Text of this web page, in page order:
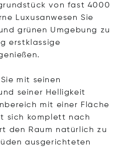
von fast 4000
Luxusanwesen Sie
grünen Umgebung zu
erstklassige
mit seinen
seiner Helligkeit
mit einer Fläche
sich komplett nach
den Raum natürlich zu
ausgerichteten